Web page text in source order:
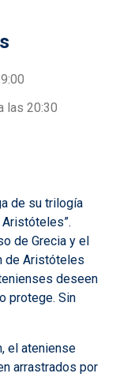
las 20:30
de su trilogía
de Grecia y el
de Aristóteles
deseen
protege. Sin
el ateniense
arrastrados por